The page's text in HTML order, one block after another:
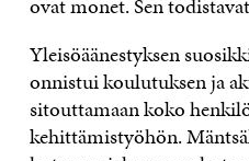
ovat monet. Sen
Yleisöäänestyksen
onnistui koulutuksen ja
sitouttamaan koko
kehittämistyöhön.